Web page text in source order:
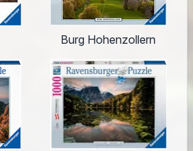
Burg Hohenzollern